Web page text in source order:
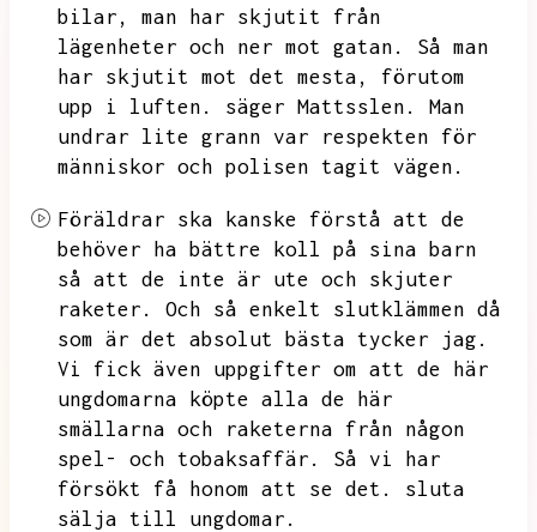
bilar,
man har skjutit från
lägenheter och ner mot gatan.
Så man
har skjutit mot det mesta,
förutom
upp i luften.
säger Mattsslen.
Man
undrar lite grann var respekten för
människor och polisen tagit vägen.
Föräldrar ska kanske förstå att de
behöver ha bättre koll på sina barn
så att de inte är ute och skjuter
raketer.
Och så enkelt slutklämmen då
som är det absolut bästa tycker jag.
Vi fick även uppgifter om att de här
ungdomarna köpte alla de här
smällarna och raketerna från någon
spel- och tobaksaffär.
Så vi har
försökt få honom att se det.
sluta
sälja till ungdomar.